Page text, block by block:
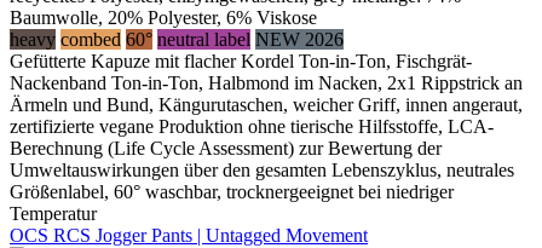
Baumwolle, 20% Polyester, 6% Viskose
heavy combed 60° neutral label NEW 2026
Gefütterte Kapuze mit flacher Kordel Ton-in-Ton, Fischgrät-
Nackenband Ton-in-Ton, Halbmond im Nacken, 2x1 Rippstrick an
Ärmeln und Bund, Kängurutaschen, weicher Griff, innen angeraut,
zertifizierte vegane Produktion ohne tierische Hilfsstoffe, LCA-
Berechnung (Life Cycle Assessment) zur Bewertung der
Umweltauswirkungen über den gesamten Lebenszyklus, neutrales
Größenlabel, 60° waschbar, trocknergeeignet bei niedriger
Temperatur
OCS RCS Jogger Pants | Untagged Movement